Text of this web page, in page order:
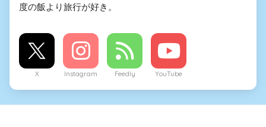
度の飯より旅行が好き。
X Instagram Feedly YouTube